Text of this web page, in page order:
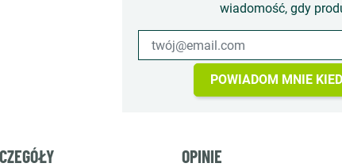
wiadomość, gdy
POWIADOM MNIE
OPINIE